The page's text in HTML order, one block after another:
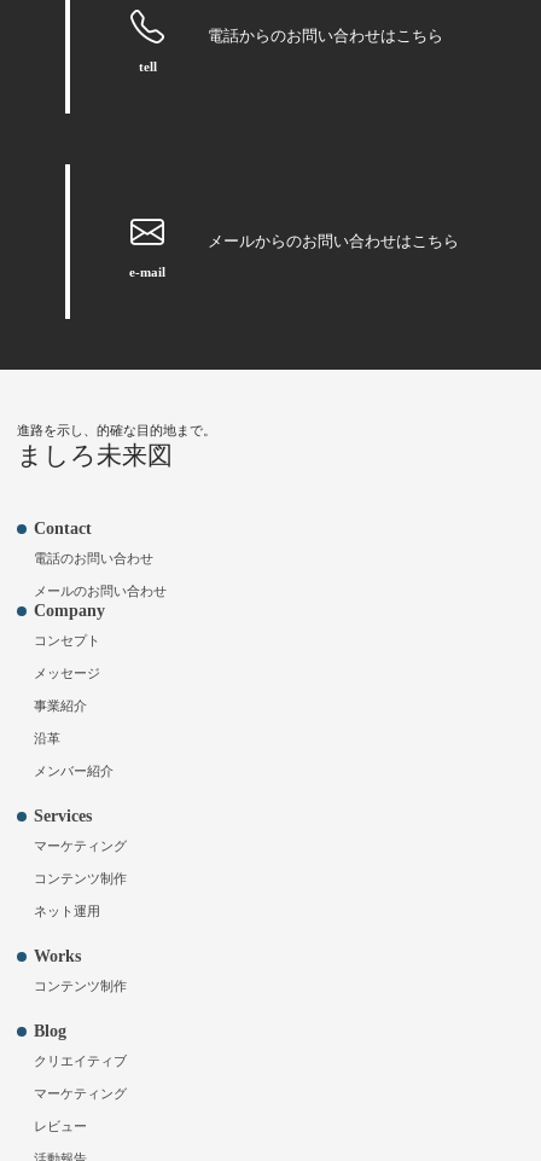
tell
電話からのお問い合わせはこちら
e-mail
メールからのお問い合わせはこちら
進路を示し、的確な目的地まで。
ましろ未来図
Contact
電話のお問い合わせ
メールのお問い合わせ
Company
コンセプト
メッセージ
事業紹介
沿革
メンバー紹介
Services
マーケティング
コンテンツ制作
ネット運用
Works
コンテンツ制作
Blog
クリエイティブ
マーケティング
レビュー